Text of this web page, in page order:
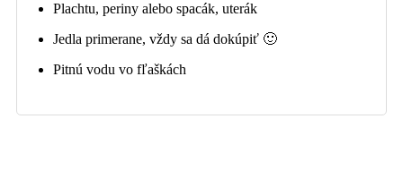
Plachtu, periny alebo spacák, uterák
Jedla primerane, vždy sa dá dokúpiť 🙂
Pitnú vodu vo fľaškách